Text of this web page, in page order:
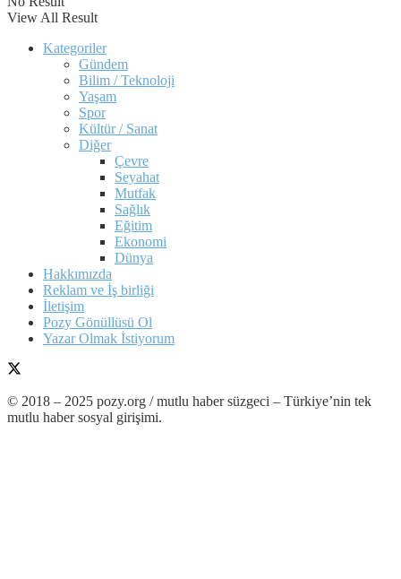
View All Result
Kategoriler
Gündem
Bilim / Teknoloji
Yaşam
Spor
Kültür / Sanat
Diğer
Çevre
Seyahat
Mutfak
Sağlık
Eğitim
Ekonomi
Dünya
Hakkımızda
Reklam ve İş birliği
İletişim
Pozy Gönüllüsü Ol
Yazar Olmak İstiyorum
© 2018 – 2025 pozy.org / mutlu haber süzgeci – Türkiye’nin tek
mutlu haber sosyal girişimi.